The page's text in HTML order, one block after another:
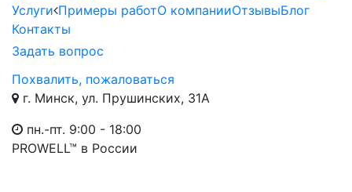
Услуги Примеры работО компанииОтзывыБлог
Контакты
Задать вопрос
Похвалить, пожаловаться
г. Минск, ул. Прушинских, 31А
пн.-пт. 9:00 - 18:00
PROWELL™ в России